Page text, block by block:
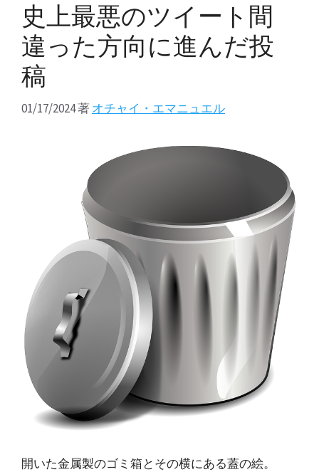
史上最悪のツイート間
違った方向に進んだ投
稿
01/17/2024著 オチャイ・エマニュエル
開いた金属製のゴミ箱とその横にある蓋の絵。